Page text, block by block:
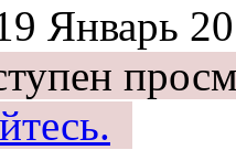
Январь